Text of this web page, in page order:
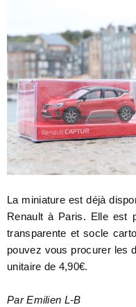
La miniature est déjà
Renault à Paris. Elle est
transparente et socle
pouvez vous procurer les
unitaire de 4,90€.
Par Emilien L-B